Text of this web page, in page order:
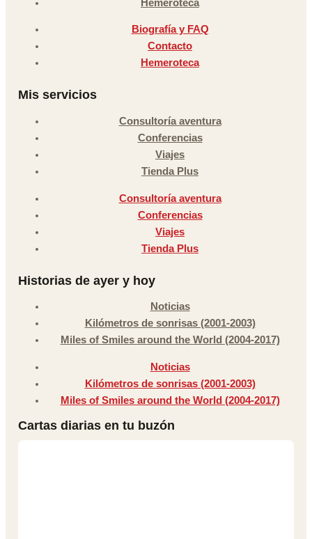
Biografía y FAQ
Contacto
Hemeroteca
Mis servicios
Consultoría aventura
Conferencias
Viajes
Tienda Plus
Consultoría aventura
Conferencias
Viajes
Tienda Plus
Historias de ayer y hoy
Noticias
Kilómetros de sonrisas (2001-2003)
Miles of Smiles around the World (2004-2017)
Noticias
Kilómetros de sonrisas (2001-2003)
Miles of Smiles around the World (2004-2017)
Cartas diarias en tu buzón